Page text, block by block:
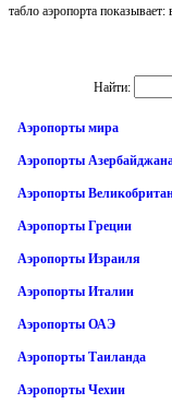
табло аэропорта показывает:
Найти:
Аэропорты мира
Аэропорты
Аэропорты
Аэропорты Греции
Аэропорты Израиля
Аэропорты Италии
Аэропорты ОАЭ
Аэропорты Таиланда
Аэропорты Чехии